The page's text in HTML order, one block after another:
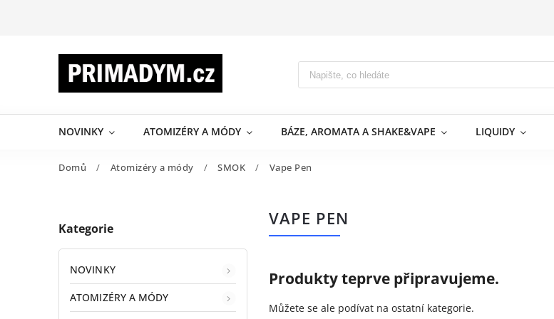
NOVINKY ATOMIZÉRY A MÓDY BÁZE, AROMATA A SHAKE&VAPE LIQUIDY
Domů / Atomizéry a módy / SMOK / Vape Pen
Kategorie
NOVINKY
ATOMIZÉRY A MÓDY
VAPE PEN
Produkty teprve připravujeme.
Můžete se ale podívat na ostatní kategorie.